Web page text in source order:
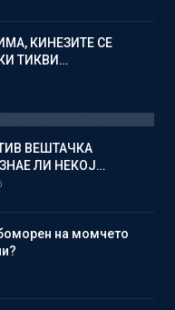
КИНЕЗИТЕ СЕ
ТИКВИ…
ВЕШТАЧКА
ЛИ НЕКОЈ…
на момчето